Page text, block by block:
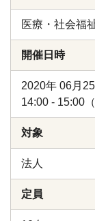
医療・社会福
開催日時
2020年 06月
14:00 - 15:00
対象
法人
定員